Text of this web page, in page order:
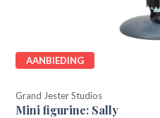
AANBIEDING
Grand Jester Studios
Mini figurine: Sally